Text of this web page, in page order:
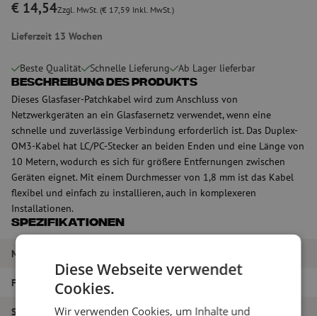
€ 14,54Zzgl. MwSt. (€ 17,59 Inkl. MwSt.)
Lieferzeit 13 Wochen
Beste Qualität Schnelle Lieferung Ab Lager lieferbar
Beschreibung des Produkts
Dieses Glasfaser-Patchkabel wird zum Anschluss von
Netzwerkgeräten an ein Glasfasernetz verwendet, wenn eine
schnelle und zuverlässige Verbindung erforderlich ist. Das Duplex-
OM3-Kabel hat LC/PC-Stecker an beiden Enden und eine Länge von
10 Metern, wodurch es sich für größere Entfernungen zwischen
Geräten eignet. Mit einem Durchmesser von 1,8 mm ist das Kabel
flexibel und einfach zu installieren, auch in komplexeren
Installationen.
Spezifikationen
Marke
Fasertyp
Steckertyp LC/PC – LC/PC
Diese Webseite verwendet
Cookies.
Wir verwenden Cookies, um Inhalte und